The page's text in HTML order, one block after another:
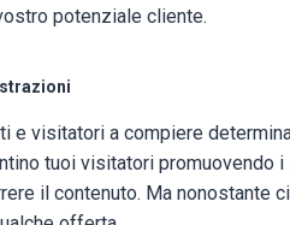
potenziale cliente.
e visitatori a compiere
tuoi visitatori promuovendo
il contenuto. Ma nonostante